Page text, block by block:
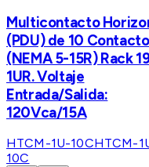
Multicontacto
(PDU) de 10
(NEMA 5-15R) Rack
1UR. Voltaje
Entrada/Salida:
120Vca/15A
HTCM-1U-10CHTCM-
10C